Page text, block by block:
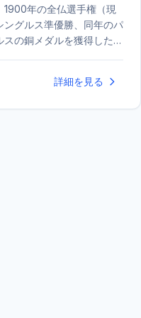
年の全仏選手権（現
グルス準優勝、同年のパ
の銅メダルを獲得した。
詳細を見る